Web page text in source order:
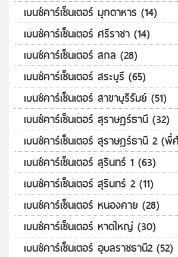
เบนซ์คาร์เซ็นเตอร์ มุกดาหาร (14)
เบนซ์คาร์เซ็นเตอร์ ศรีราชา (14)
เบนซ์คาร์เซ็นเตอร์ สกล (28)
เบนซ์คาร์เซ็นเตอร์ สระบุรี (65)
เบนซ์คาร์เซ็นเตอร์ สาขาบุรีรัมย์ (51)
เบนซ์คาร์เซ็นเตอร์ สุราษฎร์ธานี (32)
เบนซ์คาร์เซ็นเตอร์ สุราษฎร์ธานี 2 (
เบนซ์คาร์เซ็นเตอร์ สุรินทร์ 1 (63)
เบนซ์คาร์เซ็นเตอร์ สุรินทร์ 2 (11)
เบนซ์คาร์เซ็นเตอร์ หนองคาย (28)
เบนซ์คาร์เซ็นเตอร์ หาดใหญ่ (30)
เบนซ์คาร์เซ็นเตอร์ อุบลราชธานี2 (52)